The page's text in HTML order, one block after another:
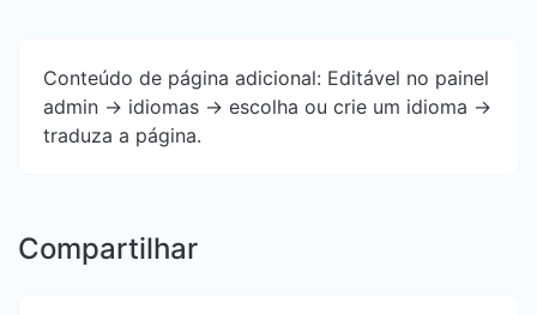
Conteúdo de página adicional: Editável no painel
admin -> idiomas -> escolha ou crie um idioma ->
traduza a página.
Compartilhar